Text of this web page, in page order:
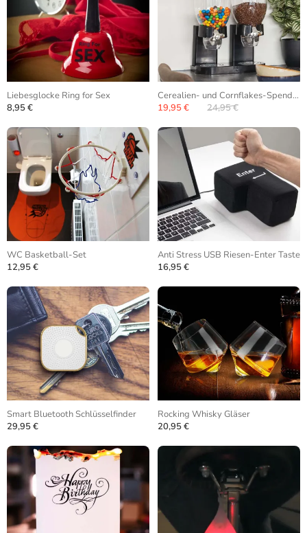
Liebesglocke Ring for Sex
8,95 €
Cerealien- und Cornflakes-Spender
19,95 €
24,95 €
WC Basketball-Set
12,95 €
Anti Stress USB Riesen-Enter Taste
16,95 €
Smart Bluetooth Schlüsselfinder
29,95 €
Rocking Whisky Gläser
20,95 €